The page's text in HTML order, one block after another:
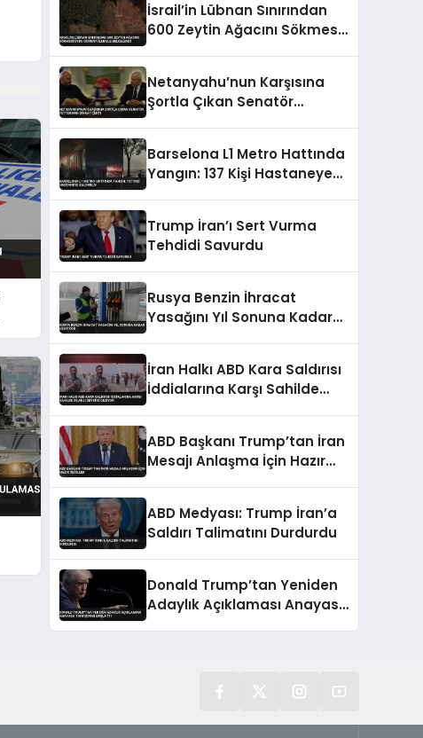
İsrail’in Lübnan Sınırından
600 Zeytin Ağacını Sökmesi
Netanyahu’nun Karşısına
Şortla Çıkan Senatör
Barselona L1 Metro Hattında
Yangın: 137 Kişi Hastaneye
Trump İran’ı Sert Vurma
Tehdidi Savurdu
Rusya Benzin İhracat
Yasağını Yıl Sonuna Kadar
İran Halkı ABD Kara Saldırısı
İddialarına Karşı Sahilde
ABD Başkanı Trump’tan İran
Mesajı Anlaşma İçin Hazır
ABD Medyası: Trump İran’a
Saldırı Talimatını Durdurdu
Donald Trump’tan Yeniden
Adaylık Açıklaması Anayasa